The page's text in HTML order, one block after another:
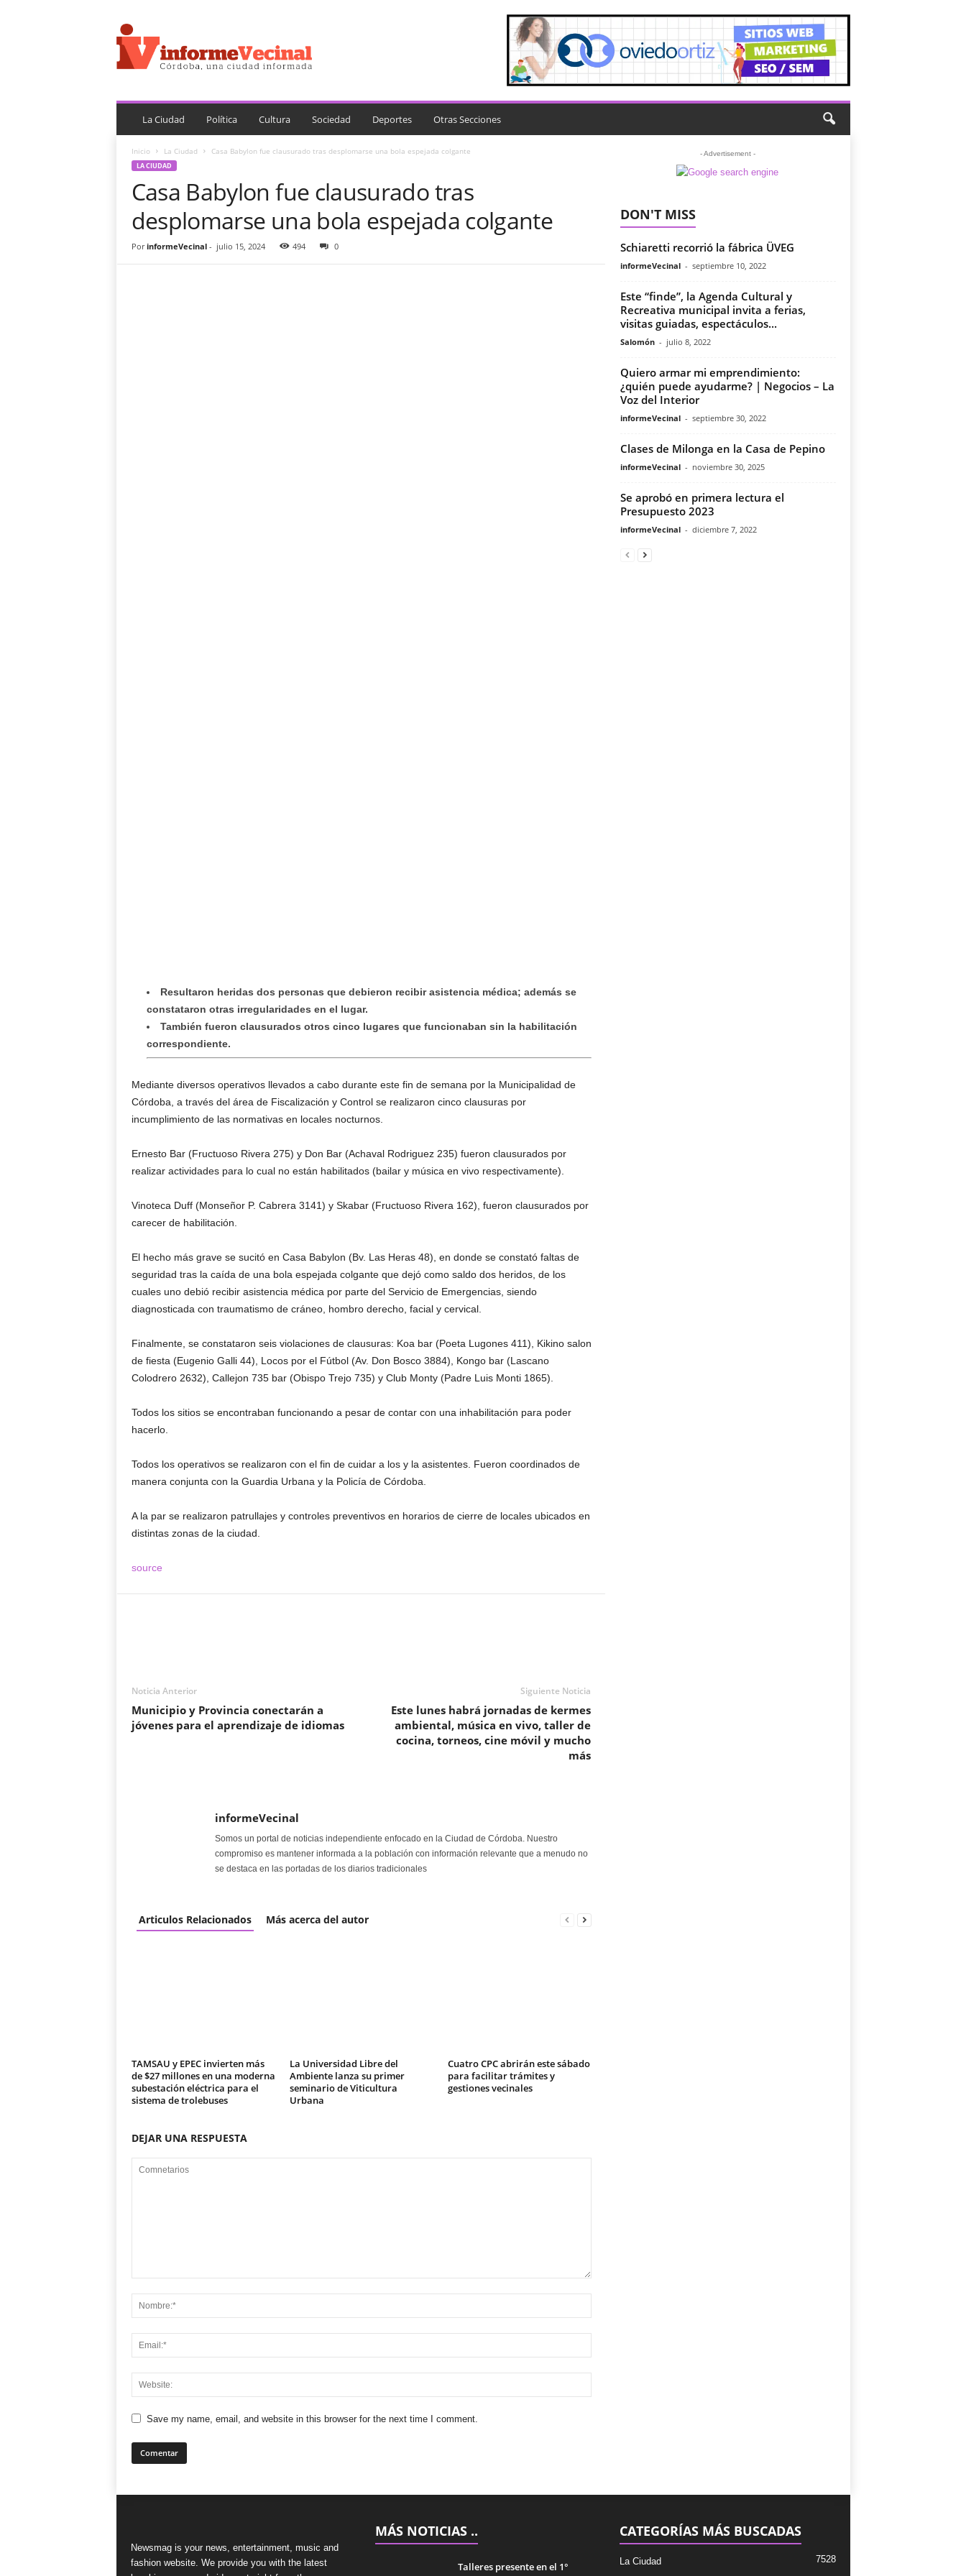
n
f
o
e
e
La Ciudad Política Cultura Sociedad Deportes Otras Secciones
Inicio La Ciudad Casa Babylon fue clausurado tras desplomarse una bola espejada colgante
LA CIUDAD
Casa Babylon fue clausurado tras
desplomarse una bola espejada colgante
Por informeVecinal- julio 15, 2024 494 0
Resultaron heridas dos personas que debieron recibir asistencia médica; además se
constataron otras irregularidades en el lugar.
También fueron clausurados otros cinco lugares que funcionaban sin la habilitación
correspondiente.
Mediante diversos operativos llevados a cabo durante este fin de semana por la Municipalidad de
Córdoba, a través del área de Fiscalización y Control se realizaron cinco clausuras por
incumplimiento de las normativas en locales nocturnos.
Ernesto Bar (Fructuoso Rivera 275) y Don Bar (Achaval Rodriguez 235) fueron clausurados por
realizar actividades para lo cual no están habilitados (bailar y música en vivo respectivamente).
Vinoteca Duff (Monseñor P. Cabrera 3141) y Skabar (Fructuoso Rivera 162), fueron clausurados por
carecer de habilitación.
El hecho más grave se sucitó en Casa Babylon (Bv. Las Heras 48), en donde se constató faltas de
seguridad tras la caída de una bola espejada colgante que dejó como saldo dos heridos, de los
cuales uno debió recibir asistencia médica por parte del Servicio de Emergencias, siendo
diagnosticada con traumatismo de cráneo, hombro derecho, facial y cervical.
Finalmente, se constataron seis violaciones de clausuras: Koa bar (Poeta Lugones 411), Kikino salon
de fiesta (Eugenio Galli 44), Locos por el Fútbol (Av. Don Bosco 3884), Kongo bar (Lascano
Colodrero 2632), Callejon 735 bar (Obispo Trejo 735) y Club Monty (Padre Luis Monti 1865).
Todos los sitios se encontraban funcionando a pesar de contar con una inhabilitación para poder
hacerlo.
Todos los operativos se realizaron con el fin de cuidar a los y la asistentes. Fueron coordinados de
manera conjunta con la Guardia Urbana y la Policía de Córdoba.
A la par se realizaron patrullajes y controles preventivos en horarios de cierre de locales ubicados en
distintas zonas de la ciudad.
source
Noticia Anterior
Municipio y Provincia conectarán a
jóvenes para el aprendizaje de idiomas
Siguiente Noticia
Este lunes habrá jornadas de kermes
ambiental, música en vivo, taller de
cocina, torneos, cine móvil y mucho
más
informeVecinal
Somos un portal de noticias independiente enfocado en la Ciudad de Córdoba. Nuestro
compromiso es mantener informada a la población con información relevante que a menudo no
se destaca en las portadas de los diarios tradicionales
Articulos Relacionados Más acerca del autor
TAMSAU y EPEC invierten más
de $27 millones en una moderna
subestación eléctrica para el
sistema de trolebuses
La Universidad Libre del
Ambiente lanza su primer
seminario de Viticultura
Urbana
Cuatro CPC abrirán este sábado
para facilitar trámites y
gestiones vecinales
DEJAR UNA RESPUESTA
Save my name, email, and website in this browser for the next time I comment.
- Advertisement -
DON'T MISS
Schiaretti recorrió la fábrica ÜVEG
informeVecinal - septiembre 10, 2022
Este “finde”, la Agenda Cultural y
Recreativa municipal invita a ferias,
visitas guiadas, espectáculos...
Salomón - julio 8, 2022
Quiero armar mi emprendimiento:
¿quién puede ayudarme? | Negocios – La
Voz del Interior
informeVecinal - septiembre 30, 2022
Clases de Milonga en la Casa de Pepino
informeVecinal - noviembre 30, 2025
Se aprobó en primera lectura el
Presupuesto 2023
informeVecinal - diciembre 7, 2022
Newsmag is your news, entertainment, music and
fashion website. We provide you with the latest
MÁS NOTICIAS ..
Talleres presente en el 1°
CATEGORÍAS MÁS BUSCADAS
La Ciudad
7528